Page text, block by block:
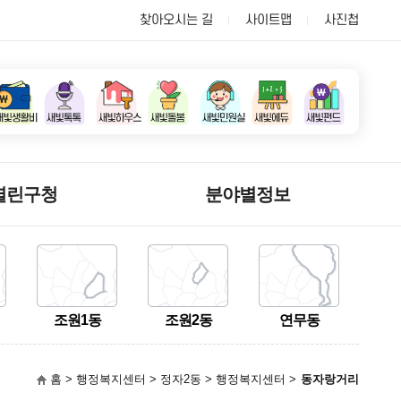
찾아오시는 길 사이트맵 사진첩
린구청 분야별정보
조원1동 조원2동 연무동
홈 > 행정복지센터 > 정자2동 > 행정복지센터 > 동자랑거리